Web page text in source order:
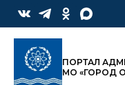
ПОРТАЛ
МО «ГОРОД